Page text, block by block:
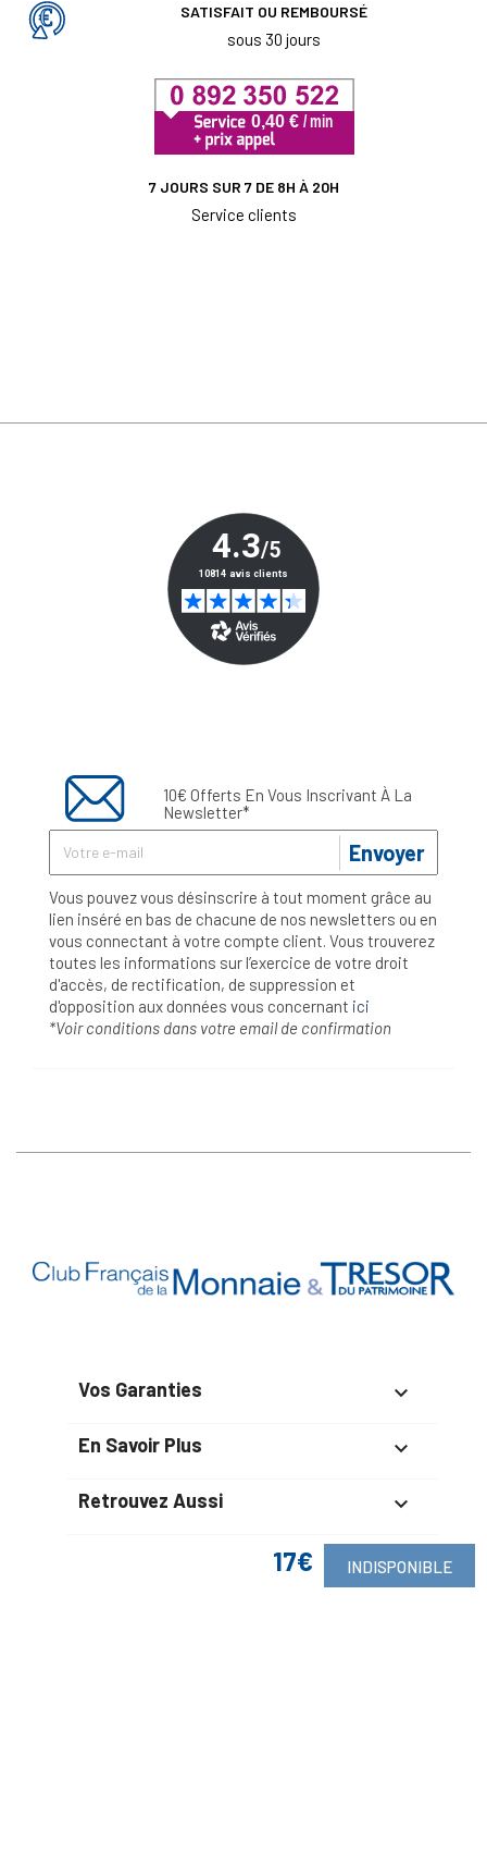
17€ INDISPONIBLE
SATISFAIT OU REMBOURSÉ
sous 30 jours
7 JOURS SUR 7 DE 8H À 20H
Service clients
10€ Offerts En Vous Inscrivant À La
Newsletter*
Envoyer
Vous pouvez vous désinscrire à tout moment grâce au
lien inséré en bas de chacune de nos newsletters ou en
vous connectant à votre compte client. Vous trouverez
toutes les informations sur l’exercice de votre droit
d'accès, de rectification, de suppression et
d'opposition aux données vous concernant ici
*Voir conditions dans votre email de confirmation
Vos Garanties 
En Savoir Plus 
Retrouvez Aussi 